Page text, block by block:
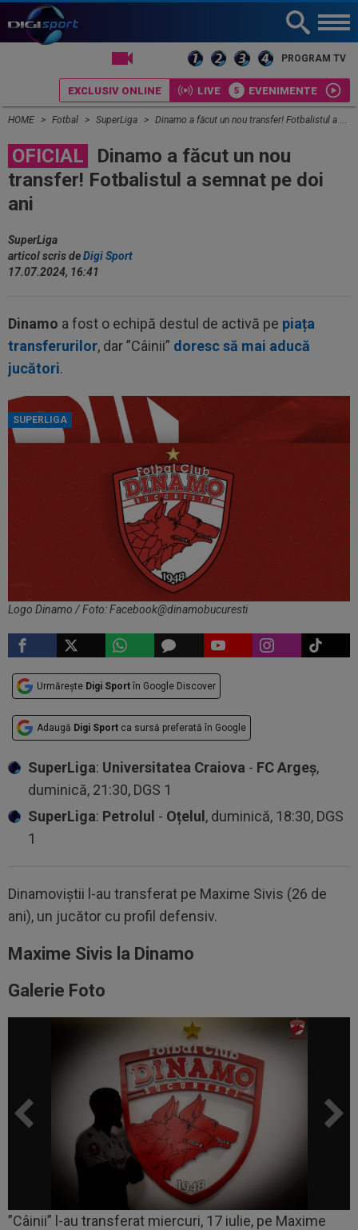
PROGRAM TV
EXCLUSIV ONLINE LIVE EVENIMENTE
HOME Fotbal SuperLiga Dinamo a făcut un nou transfer! Fotbalistul a semnat pe doi ani
OFICIAL
Dinamo a făcut un nou
transfer! Fotbalistul a semnat pe doi
ani
SuperLiga
articol scris deDigi Sport
17.07.2024, 16:41
Dinamo a fost o echipă destul de activă pe piața
transferurilor, dar ”Câinii” doresc să mai aducă
jucători.
SUPERLIGA
Logo Dinamo / Foto: Facebook@dinamobucuresti
Urmărește Digi Sport în Google Discover
Adaugă Digi Sport ca sursă preferată în Google
SuperLiga: Universitatea Craiova - FC Argeș,
duminică, 21:30, DGS 1
SuperLiga: Petrolul - Oțelul, duminică, 18:30, DGS
1
Dinamoviștii l-au transferat pe Maxime Sivis (26 de
ani), un jucător cu profil defensiv.
Maxime Sivis la Dinamo
Galerie Foto
”Câinii” l-au transferat miercuri, 17 iulie, pe Maxime